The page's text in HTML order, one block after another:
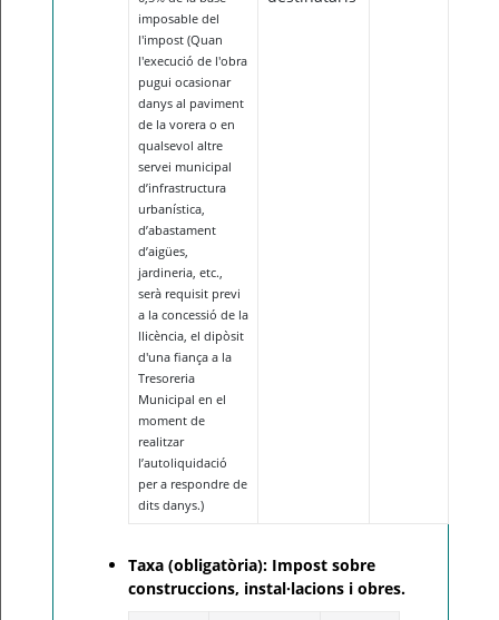
imposable del
l'impost (Quan
l'execució de l'obra
pugui ocasionar
danys al paviment
de la vorera o en
qualsevol altre
servei municipal
d’infrastructura
urbanística,
d’abastament
d’aigües,
jardineria, etc.,
serà requisit previ
a la concessió de la
llicència, el dipòsit
d'una fiança a la
Tresoreria
Municipal en el
moment de
realitzar
l’autoliquidació
per a respondre de
dits danys.)
Taxa (obligatòria): Impost sobre
construccions, instal·lacions i obres.